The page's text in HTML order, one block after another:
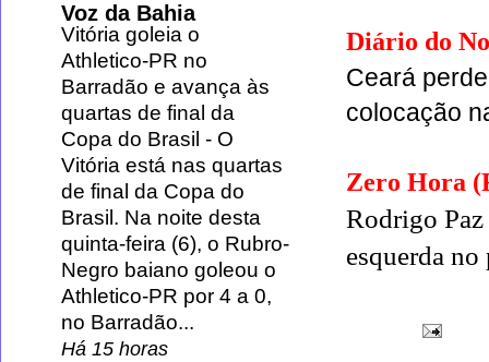
Diário do
Ceará
colocação
Zero Hora
Rodrigo
esquerda no
Voz da Bahia
Vitória goleia o
Athletico-PR no
Barradão e avança às
quartas de final da
Copa do Brasil - O
Vitória está nas quartas
de final da Copa do
Brasil. Na noite desta
quinta-feira (6), o Rubro-
Negro baiano goleou o
Athletico-PR por 4 a 0,
no Barradão...
Há 15 horas